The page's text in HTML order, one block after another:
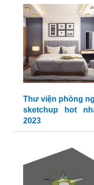
Thư viện phòng
sketchup hot
2023